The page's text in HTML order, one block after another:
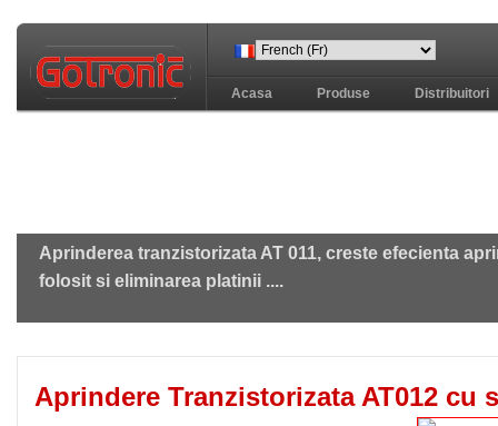
Acasa Produse Distribuitori
Aprinderea tranzistorizata AT 011, creste efecienta
folosit si eliminarea platinii ....
Aprindere Tranzistorizata AT012 cu